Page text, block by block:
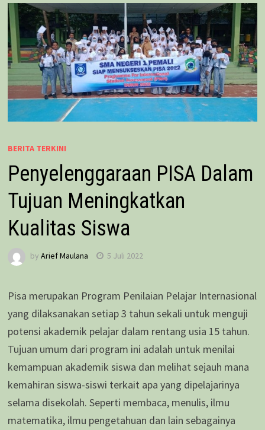
BERITA TERKINI
Penyelenggaraan PISA Dalam
Tujuan Meningkatkan
Kualitas Siswa
by Arief Maulana 5 Juli 2022
Pisa merupakan Program Penilaian Pelajar Internasional
yang dilaksanakan setiap 3 tahun sekali untuk menguji
potensi akademik pelajar dalam rentang usia 15 tahun.
Tujuan umum dari program ini adalah untuk menilai
kemampuan akademik siswa dan melihat sejauh mana
kemahiran siswa-siswi terkait apa yang dipelajarinya
selama disekolah. Seperti membaca, menulis, ilmu
matematika, ilmu pengetahuan dan lain sebagainya